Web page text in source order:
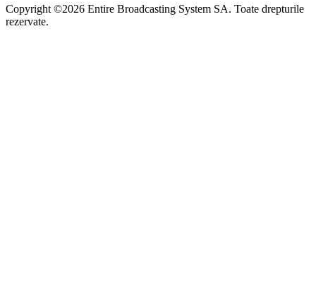
Copyright ©2026 Entire Broadcasting System SA. Toate drepturile
rezervate.